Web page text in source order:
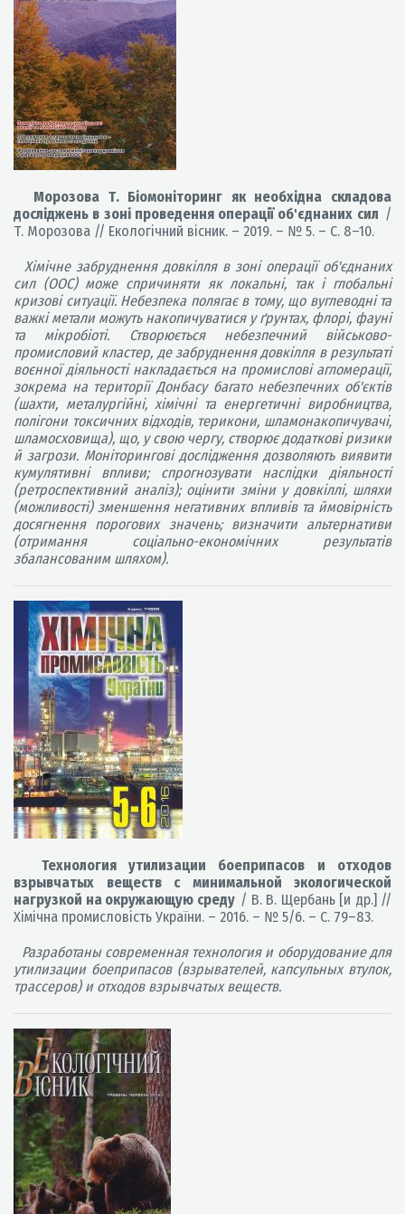
Морозова Т. Біомоніторинг як необхідна складова
досліджень в зоні проведення операції об'єднаних сил /
Т. Морозова // Екологічний вісник. – 2019. – № 5. – С. 8–10.
Хімічне забруднення довкілля в зоні операції об'єднаних
сил (ООС) може спричиняти як локальні, так і глобальні
кризові ситуації. Небезпека полягає в тому, що вуглеводні та
важкі метали можуть накопичуватися у ґрунтах, флорі, фауні
та мікробіоті. Створюється небезпечний військово-
промисловий кластер, де забруднення довкілля в результаті
воєнної діяльності накладається на промислові агломерації,
зокрема на території Донбасу багато небезпечних об'єктів
(шахти, металургійні, хімічні та енергетичні виробництва,
полігони токсичних відходів, терикони, шламонакопичувачі,
шламосховища), що, у свою чергу, створює додаткові ризики
й загрози. Моніторингові дослідження дозволяють виявити
кумулятивні впливи; спрогнозувати наслідки діяльності
(ретроспективний аналіз); оцінити зміни у довкіллі, шляхи
(можливості) зменшення негативних впливів та ймовірність
досягнення порогових значень; визначити альтернативи
(отримання соціально-економічних результатів
збалансованим шляхом).
Технология утилизации боеприпасов и отходов
взрывчатых веществ с минимальной экологической
нагрузкой на окружающую среду / В. В. Щербань [и др.] //
Хімічна промисловість України. – 2016. – № 5/6. – С. 79–83.
Разработаны современная технология и оборудование для
утилизации боеприпасов (взрывателей, капсульных втулок,
трассеров) и отходов взрывчатых веществ.